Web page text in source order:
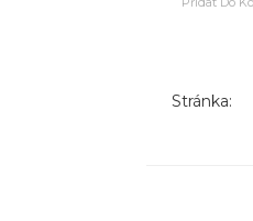
Stránka: